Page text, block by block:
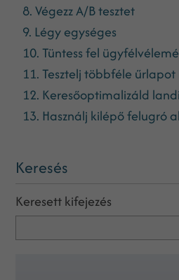
8. Végezz A/B tesztet
9. Légy egységes
10. Tüntess fel
11. Tesztelj többféle űrlapot
12. Keresőoptimalizáld
13. Használj kilépő felugró
Keresés
Keresett kifejezés